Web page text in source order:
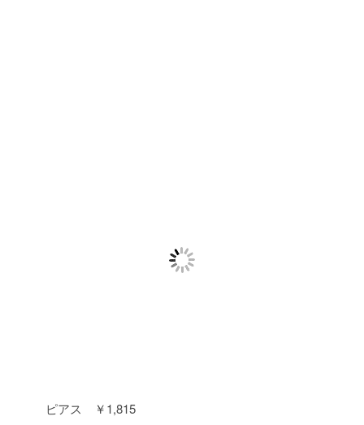
ピアス ￥1,815